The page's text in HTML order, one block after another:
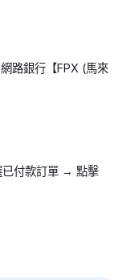
路銀行【FPX (馬來
付款訂單 → 點擊